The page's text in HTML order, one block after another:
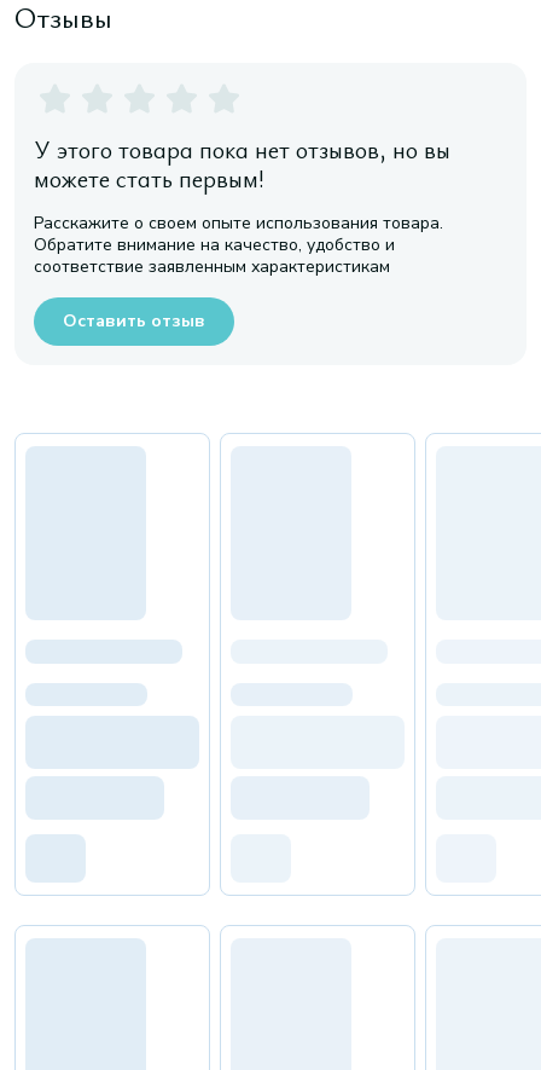
Отзывы
У этого товара пока нет отзывов, но вы
можете стать первым!
Расскажите о своем опыте использования товара.
Обратите внимание на качество, удобство и
соответствие заявленным характеристикам
Оставить отзыв